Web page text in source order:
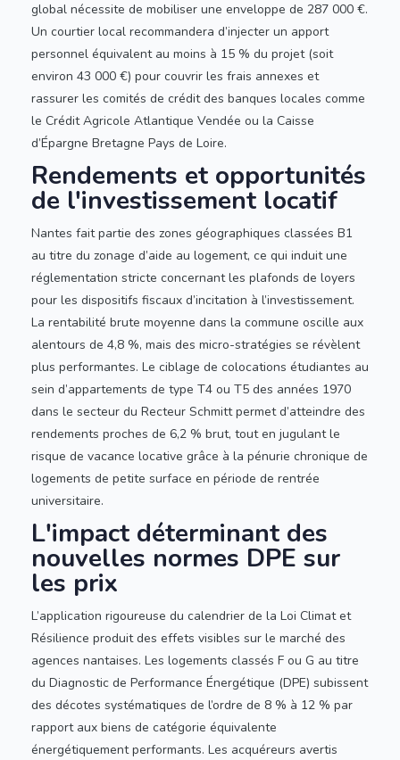
global nécessite de mobiliser une enveloppe de 287 000 €.
Un courtier local recommandera d’injecter un apport
personnel équivalent au moins à 15 % du projet (soit
environ 43 000 €) pour couvrir les frais annexes et
rassurer les comités de crédit des banques locales comme
le Crédit Agricole Atlantique Vendée ou la Caisse
d’Épargne Bretagne Pays de Loire.
Rendements et opportunités
de l'investissement locatif
Nantes fait partie des zones géographiques classées B1
au titre du zonage d’aide au logement, ce qui induit une
réglementation stricte concernant les plafonds de loyers
pour les dispositifs fiscaux d’incitation à l’investissement.
La rentabilité brute moyenne dans la commune oscille aux
alentours de 4,8 %, mais des micro-stratégies se révèlent
plus performantes. Le ciblage de colocations étudiantes au
sein d’appartements de type T4 ou T5 des années 1970
dans le secteur du Recteur Schmitt permet d’atteindre des
rendements proches de 6,2 % brut, tout en jugulant le
risque de vacance locative grâce à la pénurie chronique de
logements de petite surface en période de rentrée
universitaire.
L'impact déterminant des
nouvelles normes DPE sur
les prix
L’application rigoureuse du calendrier de la Loi Climat et
Résilience produit des effets visibles sur le marché des
agences nantaises. Les logements classés F ou G au titre
du Diagnostic de Performance Énergétique (DPE) subissent
des décotes systématiques de l’ordre de 8 % à 12 % par
rapport aux biens de catégorie équivalente
énergétiquement performants. Les acquéreurs avertis